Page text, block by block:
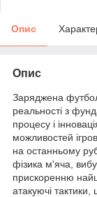
Опис
Опис
Заряджена
реальності з
процесу і
можливостей
на останньому
фізика м'яча,
прискоренню
атакуючі